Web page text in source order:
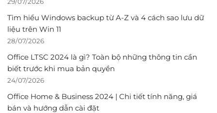
Tìm hiểu Windows backup từ A-Z và 4 cách sao lưu dữ
liệu trên Win 11
28/07/2026
Office LTSC 2024 là gì? Toàn bộ những thông tin cần
biết trước khi mua bản quyền
24/07/2026
Office Home & Business 2024 | Chi tiết tính năng, giá
bán và hướng dẫn cài đặt